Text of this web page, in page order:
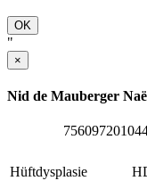
OK
"
×
Nid de Mauberger
Hüftdysplasie